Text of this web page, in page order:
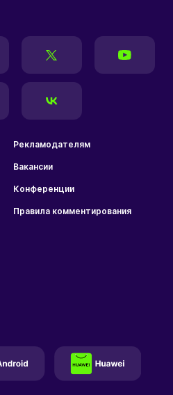
Рекламодателям
Вакансии
Конференции
Правила комментирования